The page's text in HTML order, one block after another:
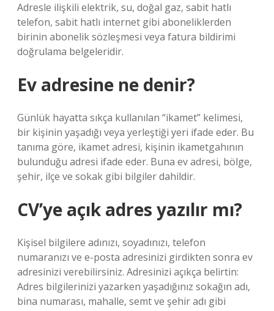
Adresle ilişkili elektrik, su, doğal gaz, sabit hatlı
telefon, sabit hatlı internet gibi aboneliklerden
birinin abonelik sözleşmesi veya fatura bildirimi
doğrulama belgeleridir.
Ev adresine ne denir?
Günlük hayatta sıkça kullanılan “ikamet” kelimesi,
bir kişinin yaşadığı veya yerleştiği yeri ifade eder. Bu
tanıma göre, ikamet adresi, kişinin ikametgahının
bulunduğu adresi ifade eder. Buna ev adresi, bölge,
şehir, ilçe ve sokak gibi bilgiler dahildir.
CV’ye açık adres yazılır mı?
Kişisel bilgilere adınızı, soyadınızı, telefon
numaranızı ve e-posta adresinizi girdikten sonra ev
adresinizi verebilirsiniz. Adresinizi açıkça belirtin:
Adres bilgilerinizi yazarken yaşadığınız sokağın adı,
bina numarası, mahalle, semt ve şehir adı gibi